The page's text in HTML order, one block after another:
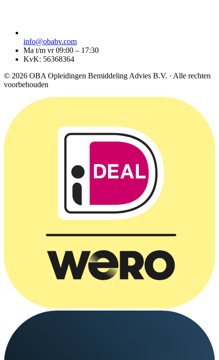
info@obabv.com
Ma t/m vr 09:00 – 17:30
KvK: 56368364
© 2026 OBA Opleidingen Bemiddeling Advies B.V. · Alle rechten
voorbehouden